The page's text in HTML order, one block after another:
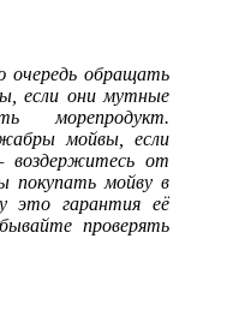
очередь обращать
если они мутные
мойвы, если
от
покупать мойву в
это гарантия её
проверять